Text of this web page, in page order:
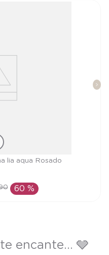
lia aqua Rosado
60 %
encante... 🩶